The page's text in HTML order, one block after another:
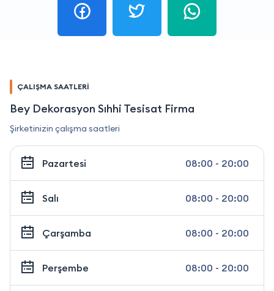
ÇALIŞMA SAATLERİ
Bey Dekorasyon Sıhhi Tesisat Firma
Şirketinizin çalışma saatleri
Pazartesi 08:00 - 20:00
Salı 08:00 - 20:00
Çarşamba 08:00 - 20:00
Perşembe 08:00 - 20:00